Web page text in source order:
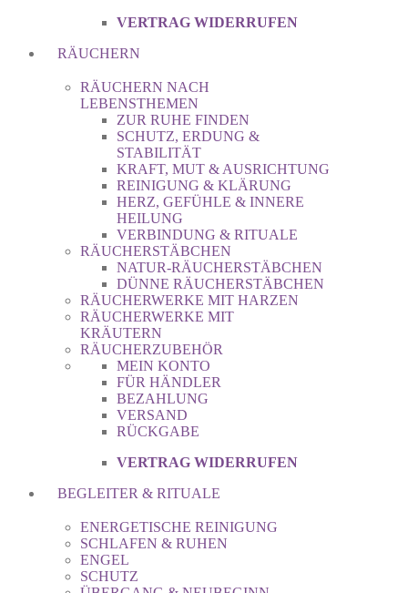
VERTRAG WIDERRUFEN
RÄUCHERN
RÄUCHERN NACH
LEBENSTHEMEN
ZUR RUHE FINDEN
SCHUTZ, ERDUNG &
STABILITÄT
KRAFT, MUT & AUSRICHTUNG
REINIGUNG & KLÄRUNG
HERZ, GEFÜHLE & INNERE
HEILUNG
VERBINDUNG & RITUALE
RÄUCHERSTÄBCHEN
NATUR-RÄUCHERSTÄBCHEN
DÜNNE RÄUCHERSTÄBCHEN
RÄUCHERWERKE MIT HARZEN
RÄUCHERWERKE MIT
KRÄUTERN
RÄUCHERZUBEHÖR
MEIN KONTO
FÜR HÄNDLER
BEZAHLUNG
VERSAND
RÜCKGABE
VERTRAG WIDERRUFEN
BEGLEITER & RITUALE
ENERGETISCHE REINIGUNG
SCHLAFEN & RUHEN
ENGEL
SCHUTZ